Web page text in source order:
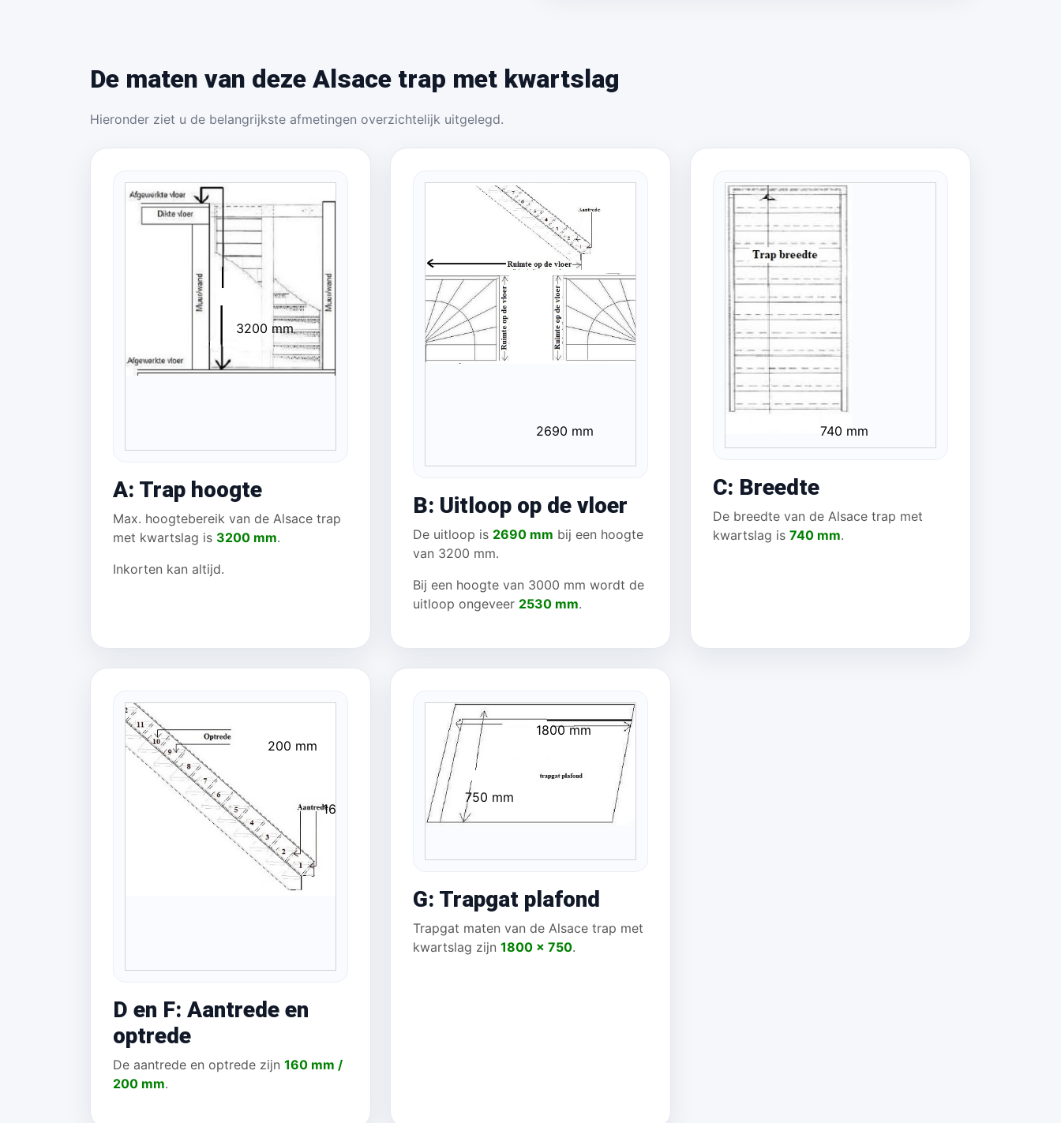
De maten van deze Alsace trap met kwartslag
Hieronder ziet u de belangrijkste afmetingen overzichtelijk uitgelegd.
3200 mm
A: Trap hoogte
Max. hoogtebereik van de Alsace trap
met kwartslag is 3200 mm.
Inkorten kan altijd.
2690 mm
B: Uitloop op de vloer
De uitloop is 2690 mm bij een hoogte
van 3200 mm.
Bij een hoogte van 3000 mm wordt de
uitloop ongeveer 2530 mm.
740 mm
C: Breedte
De breedte van de Alsace trap met
kwartslag is 740 mm.
200 mm
160 mm
D en F: Aantrede en
optrede
De aantrede en optrede zijn 160 mm /
200 mm.
1800 mm
750 mm
G: Trapgat plafond
Trapgat maten van de Alsace trap met
kwartslag zijn 1800 x 750.